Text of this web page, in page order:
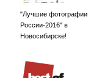
"Лучшие фотографии
России-2016" в
Новосибирске!